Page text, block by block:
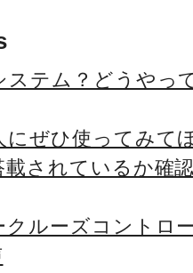
ステム？どうやっ
にぜひ使ってみて
載されているか確
クルーズコントロ